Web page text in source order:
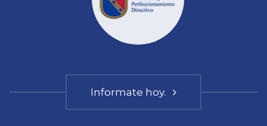
Informate hoy.